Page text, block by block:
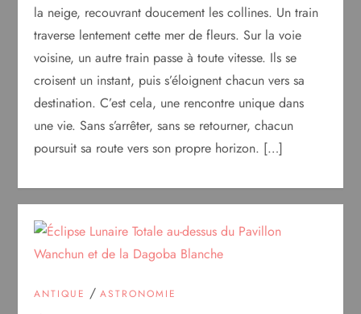
la neige, recouvrant doucement les collines. Un train
traverse lentement cette mer de fleurs. Sur la voie
voisine, un autre train passe à toute vitesse. Ils se
croisent un instant, puis s’éloignent chacun vers sa
destination. C’est cela, une rencontre unique dans
une vie. Sans s’arrêter, sans se retourner, chacun
poursuit sa route vers son propre horizon. […]
ANTIQUE /ASTRONOMIE